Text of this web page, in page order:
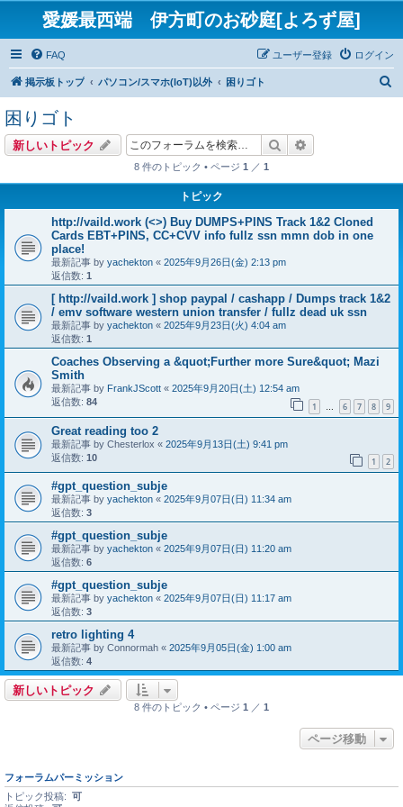
愛媛最西端 伊方町のお砂庭[よろず屋]
FAQ ログイン
ユーザー登録
掲示板トップ パソコン/スマホ(IoT)以外 困りゴト
困りゴト
新しいトピック 検索
8 件のトピック • ページ 1 ／ 1
トピック
http://vaild.work (<>) Buy DUMPS+PINS Track 1&2 Cloned
Cards EBT+PINS, CC+CVV info fullz ssn mmn dob in one
place!
最新記事 by yachekton « 2025年9月26日(金) 2:13 pm
返信数: 1
[ http://vaild.work ] shop paypal / cashapp / Dumps track 1&2
/ emv software western union transfer / fullz dead uk ssn
最新記事 by yachekton « 2025年9月23日(火) 4:04 am
返信数: 1
Coaches Observing a &quot;Further more Sure&quot; Mazi
Smith
最新記事 by FrankJScott « 2025年9月20日(土) 12:54 am
返信数: 84 1 … 6 7 8 9
Great reading too 2
最新記事 by Chesterlox « 2025年9月13日(土) 9:41 pm
返信数: 10 1 2
#gpt_question_subje
最新記事 by yachekton « 2025年9月07日(日) 11:34 am
返信数: 3
#gpt_question_subje
最新記事 by yachekton « 2025年9月07日(日) 11:20 am
返信数: 6
#gpt_question_subje
最新記事 by yachekton « 2025年9月07日(日) 11:17 am
返信数: 3
retro lighting 4
最新記事 by Connormah « 2025年9月05日(金) 1:00 am
返信数: 4
新しいトピック
8 件のトピック • ページ 1 ／ 1
ページ移動
フォーラムパーミッション
トピック投稿: 可